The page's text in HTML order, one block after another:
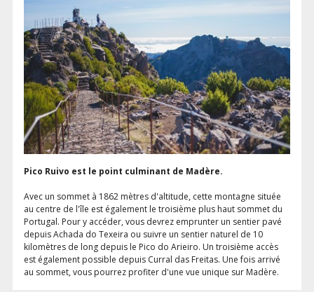
Pico Ruivo est le point culminant de Madère.
Avec un sommet à 1862 mètres d'altitude, cette montagne située
au centre de l'île est également le troisième plus haut sommet du
Portugal. Pour y accéder, vous devrez emprunter un sentier pavé
depuis Achada do Texeira ou suivre un sentier naturel de 10
kilomètres de long depuis le Pico do Arieiro. Un troisième accès
est également possible depuis Curral das Freitas. Une fois arrivé
au sommet, vous pourrez profiter d'une vue unique sur Madère.